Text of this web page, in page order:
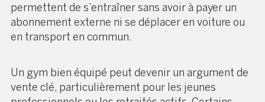
permettent de s’entraîner sans avoir à payer un
abonnement externe ni se déplacer en voiture ou
en transport en commun.
Un gym bien équipé peut devenir un argument de
vente clé, particulièrement pour les jeunes